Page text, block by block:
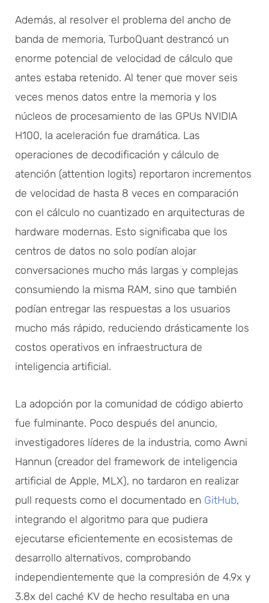
Además, al resolver el problema del ancho de
banda de memoria, TurboQuant destrancó un
enorme potencial de velocidad de cálculo que
antes estaba retenido. Al tener que mover seis
veces menos datos entre la memoria y los
núcleos de procesamiento de las GPUs NVIDIA
H100, la aceleración fue dramática. Las
operaciones de decodificación y cálculo de
atención (attention logits) reportaron incrementos
de velocidad de hasta 8 veces en comparación
con el cálculo no cuantizado en arquitecturas de
hardware modernas. Esto significaba que los
centros de datos no solo podían alojar
conversaciones mucho más largas y complejas
consumiendo la misma RAM, sino que también
podían entregar las respuestas a los usuarios
mucho más rápido, reduciendo drásticamente los
costos operativos en infraestructura de
inteligencia artificial.
La adopción por la comunidad de código abierto
fue fulminante. Poco después del anuncio,
investigadores líderes de la industria, como Awni
Hannun (creador del framework de inteligencia
artificial de Apple, MLX), no tardaron en realizar
pull requests como el documentado en GitHub,
integrando el algoritmo para que pudiera
ejecutarse eficientemente en ecosistemas de
desarrollo alternativos, comprobando
independientemente que la compresión de 4.9x y
3.8x del caché KV de hecho resultaba en una